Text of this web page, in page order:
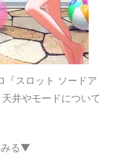
『スロット ソードア
井やモードについて
みる▼